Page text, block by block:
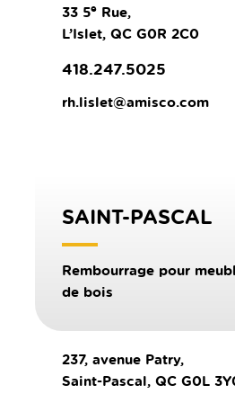
33 5e Rue,
L’Islet, QC G0R 2C0
418.247.5025
rh.lislet@amisco.com
SAINT-PASCAL
Rembourrage pour
de bois
237, avenue Patry,
Saint-Pascal, QC G0L